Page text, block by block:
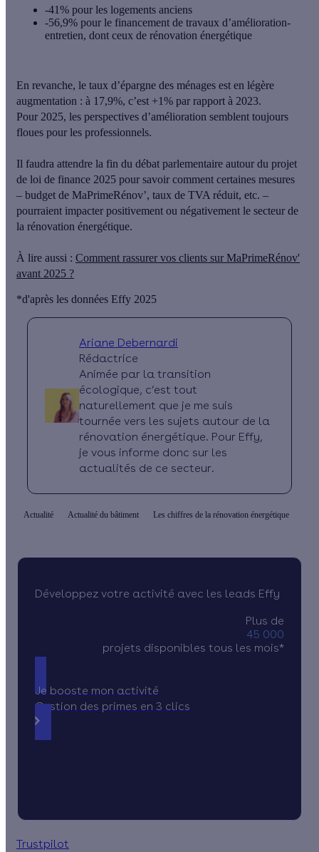
-41% pour les logements anciens
-56,9% pour le financement de travaux d’amélioration-
entretien, dont ceux de rénovation énergétique
En revanche, le taux d’épargne des ménages est en légère
augmentation : à 17,9%, c’est +1% par rapport à 2023.
Pour 2025, les perspectives d’amélioration semblent toujours
floues pour les professionnels.
Il faudra attendre la fin du débat parlementaire autour du projet
de loi de finance 2025 pour savoir comment certaines mesures
– budget de MaPrimeRénov’, taux de TVA réduit, etc. –
pourraient impacter positivement ou négativement le secteur de
la rénovation énergétique.
À lire aussi : Comment rassurer vos clients sur MaPrimeRénov'
avant 2025 ?
*d'après les données Effy 2025
Ariane Debernardi
Rédactrice
Animée par la transition
écologique, c’est tout
naturellement que je me suis
tournée vers les sujets autour de la
rénovation énergétique. Pour Effy,
je vous informe donc sur les
actualités de ce secteur.
Actualité Actualité du bâtiment Les chiffres de la rénovation énergétique
Développez votre activité avec les leads Effy
Plus de
45 000
projets disponibles tous les mois*
Je booste mon activité
Gestion des primes en 3 clics
Trustpilot